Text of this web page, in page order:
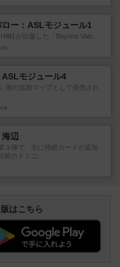
ロー：ASLモジュール1
社が出版した『Beyond Valo...
モジュール4
用の追加マップとして発売され
辺
３弾で、主に持続カードが追加
前のドミニ...
はこちら